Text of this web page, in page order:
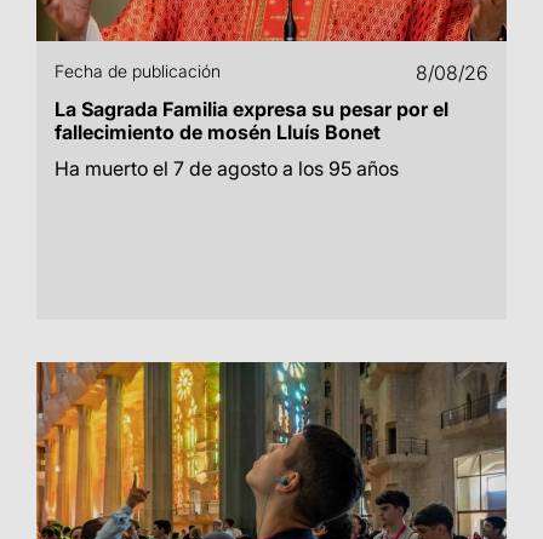
Fecha de publicación
8/08/26
La Sagrada Familia expresa su pesar por el
fallecimiento de mosén Lluís Bonet
Ha muerto el 7 de agosto a los 95 años